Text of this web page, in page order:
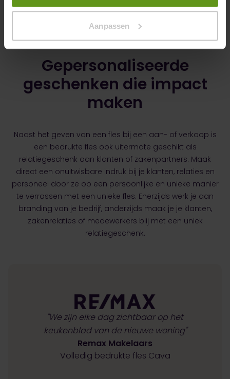
Aanpassen
Gepersonaliseerde
geschenken die impact
maken
Naast het geven van een fles bij een aan- of verkoop is
een bedrukte fles ook uitermate geschikt als
relatiegeschenk aan klanten of zakenpartners. Maak
direct een onuitwisbare indruk bij je klanten, relaties en
personeel door ze op een persoonlijke en unieke manier
te verrassen met een unieke fles. Enerzijds werk je aan
branding van je bedrijf, anderzijds maak je je klanten,
zakenrelaties of medewerkers blij met een uniek
relatiegeschenk.
"We zijn elke dag zichtbaar op het
keukenblad van de nieuwe woning"
Remax Makelaars
Volledig bedrukte fles Cava